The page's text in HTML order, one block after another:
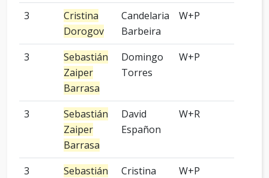
3
Cristina
Dorogov
Candelaria
Barbeira
W+P
3
Sebastián
Zaiper
Barrasa
Domingo
Torres
W+P
3
Sebastián
Zaiper
Barrasa
David
Españon
W+R
3
Sebastián
Cristina
W+P